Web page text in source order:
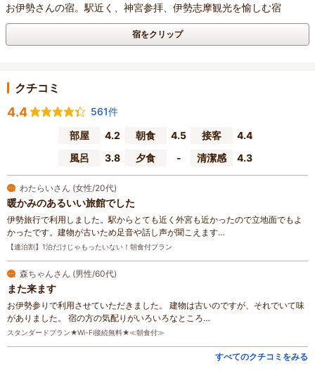
お伊勢さんの宿。駅近く、神宮参拝、伊勢志摩観光を愉しむ宿
宿をクリップ
クチコミ
4.4
561件
部屋
4.2 朝食 4.5 接客
4.4
風呂
3.8 夕食 - 清潔感 4.3
わたらいさん (女性/20代)
暖かみのあるいい旅館でした
伊勢旅行で利用しました。駅からとても近く外宮も近かったので立地面でもよ
かったです。建物が古いため足音や話し声が聞こえます…
【連泊割】1泊だけじゃもったいない！朝食付プラン
森ちゃんさん (男性/60代)
また来ます
お伊勢参りで利用させていただきました。 建物は古いのですが、それでいて味
がありました。 宿の方の気配りがいろいろなところ…
スタンダードプラン★Wi-Fi接続無料★≪朝食付≫
すべてのクチコミをみる